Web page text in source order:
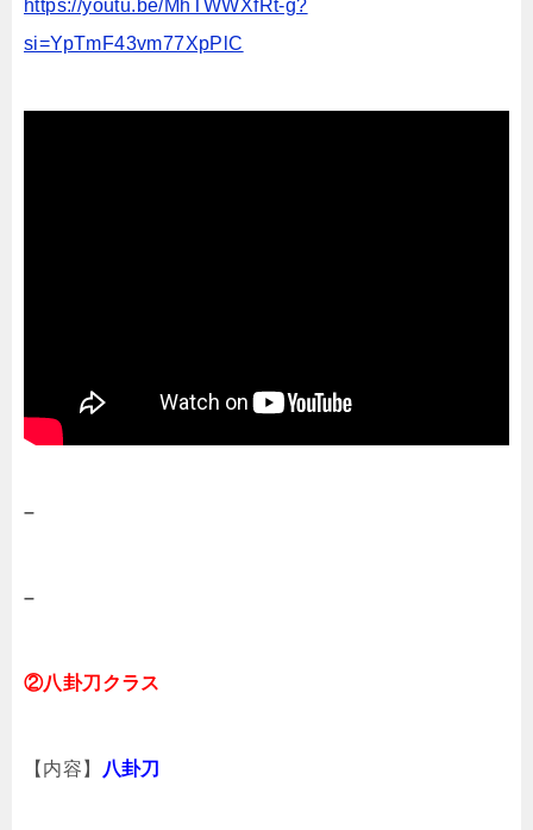
https://youtu.be/MhTWWXfRt-g?
si=YpTmF43vm77XpPlC
–
–
②八卦刀クラス
【内容】 八卦刀